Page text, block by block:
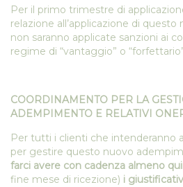
Per il primo trimestre di
relazione all’applicazione di
non saranno applicate sanzioni ai
regime di “vantaggio” o
COORDINAMENTO PER LA
ADEMPIMENTO E RELATIVI
Per tutti i clienti che intenderanno
per gestire questo nuovo
farci avere con cadenza almeno
fine mese di ricezione) i